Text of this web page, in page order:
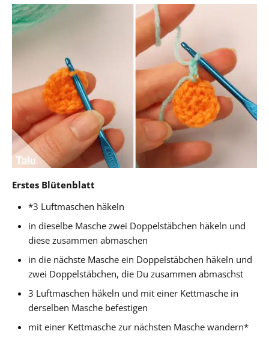
Erstes Blütenblatt
*3 Luftmaschen häkeln
in dieselbe Masche zwei Doppelstäbchen häkeln und
diese zusammen abmaschen
in die nächste Masche ein Doppelstäbchen häkeln und
zwei Doppelstäbchen, die Du zusammen abmaschst
3 Luftmaschen häkeln und mit einer Kettmasche in
derselben Masche befestigen
mit einer Kettmasche zur nächsten Masche wandern*